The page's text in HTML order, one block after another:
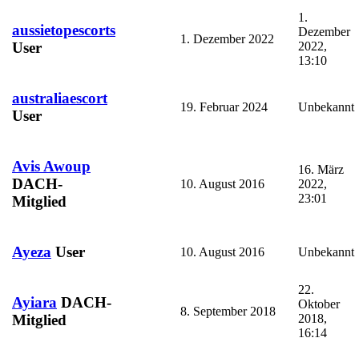
aussietopescorts
User
1. Dezember 2022
1.
Dezember
2022,
13:10
australiaescort
User
19. Februar 2024 Unbekannt
Avis Awoup
DACH-
Mitglied
10. August 2016
16. März
2022,
23:01
Ayeza User 10. August 2016 Unbekannt
Ayiara DACH-
Mitglied
8. September 2018
22.
Oktober
2018,
16:14